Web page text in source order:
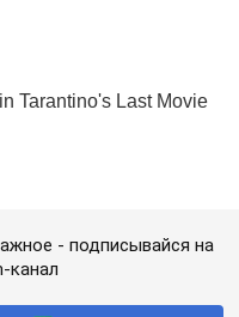
- подписывайся на
канал